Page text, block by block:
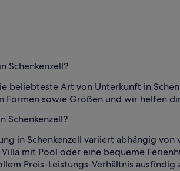
Schenkenzell?
beliebteste Art von Unterkunft in
Formen sowie Größen und wir helfen
Schenkenzell?
in Schenkenzell variiert abhängig
mit Pool oder eine bequeme
Preis-Leistungs-Verhältnis ausfindig